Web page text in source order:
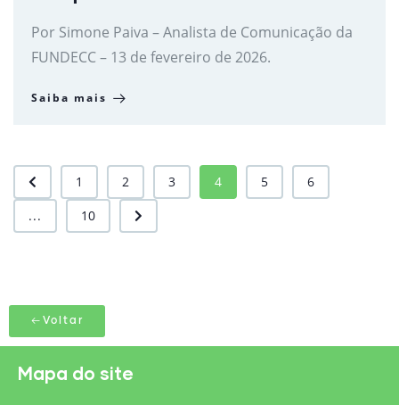
Por Simone Paiva – Analista de Comunicação da
FUNDECC – 13 de fevereiro de 2026.
Saiba mais
1 2 3 4 5
6
...
10
Voltar
Mapa do site